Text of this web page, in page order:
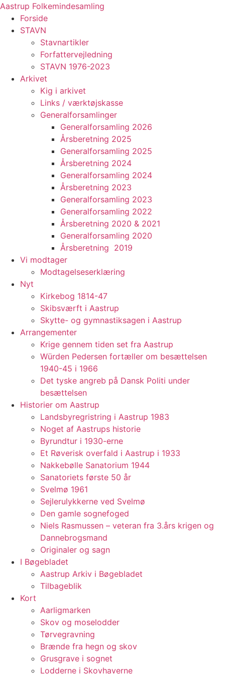
Videre
indhold
Aastrup Folkemindesamling
Forside
STAVN
Stavnartikler
Forfattervejledning
STAVN 1976-2023
Arkivet
Kig i arkivet
Links / værktøjskasse
Generalforsamlinger
Generalforsamling 2026
Årsberetning 2025
Generalforsamling 2025
Årsberetning 2024
Generalforsamling 2024
Årsberetning 2023
Generalforsamling 2023
Generalforsamling 2022
Årsberetning 2020 & 2021
Generalforsamling 2020
Årsberetning 2019
Vi modtager
Modtagelseserklæring
Nyt
Kirkebog 1814-47
Skibsværft i Aastrup
Skytte- og gymnastiksagen i Aastrup
Arrangementer
Krige gennem tiden set fra Aastrup
Würden Pedersen fortæller om besættelsen
1940-45 i 1966
Det tyske angreb på Dansk Politi under
besættelsen
Historier om Aastrup
Landsbyregristring i Aastrup 1983
Noget af Aastrups historie
Byrundtur i 1930-erne
Et Røverisk overfald i Aastrup i 1933
Nakkebølle Sanatorium 1944
Sanatoriets første 50 år
Svelmø 1961
Sejlerulykkerne ved Svelmø
Den gamle sognefoged
Niels Rasmussen – veteran fra 3.års krigen og
Dannebrogsmand
Originaler og sagn
I Bøgebladet
Aastrup Arkiv i Bøgebladet
Tilbageblik
Kort
Aarligmarken
Skov og moselodder
Tørvegravning
Brænde fra hegn og skov
Grusgrave i sognet
Lodderne i Skovhaverne